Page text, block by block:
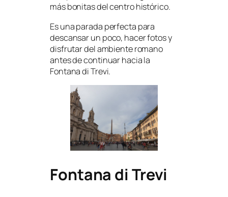
más bonitas del centro histórico.
Es una parada perfecta para
descansar un poco, hacer fotos y
disfrutar del ambiente romano
antes de continuar hacia la
Fontana di Trevi.
Fontana di Trevi